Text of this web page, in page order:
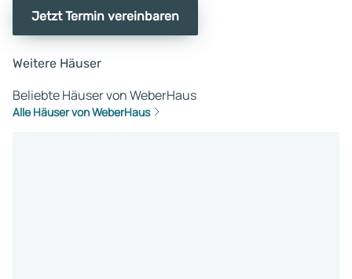
Jetzt Termin vereinbaren
Weitere Häuser
Beliebte Häuser von WeberHaus
Alle Häuser von WeberHaus